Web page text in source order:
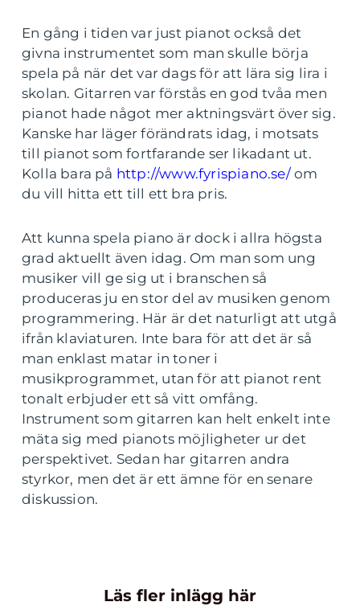
En gång i tiden var just pianot också det
givna instrumentet som man skulle börja
spela på när det var dags för att lära sig lira i
skolan. Gitarren var förstås en god tvåa men
pianot hade något mer aktningsvärt över sig.
Kanske har läger förändrats idag, i motsats
till pianot som fortfarande ser likadant ut.
Kolla bara på http://www.fyrispiano.se/om
du vill hitta ett till ett bra pris.
Att kunna spela piano är dock i allra högsta
grad aktuellt även idag. Om man som ung
musiker vill ge sig ut i branschen så
produceras ju en stor del av musiken genom
programmering. Här är det naturligt att utgå
ifrån klaviaturen. Inte bara för att det är så
man enklast matar in toner i
musikprogrammet, utan för att pianot rent
tonalt erbjuder ett så vitt omfång.
Instrument som gitarren kan helt enkelt inte
mäta sig med pianots möjligheter ur det
perspektivet. Sedan har gitarren andra
styrkor, men det är ett ämne för en senare
diskussion.
Läs fler inlägg här